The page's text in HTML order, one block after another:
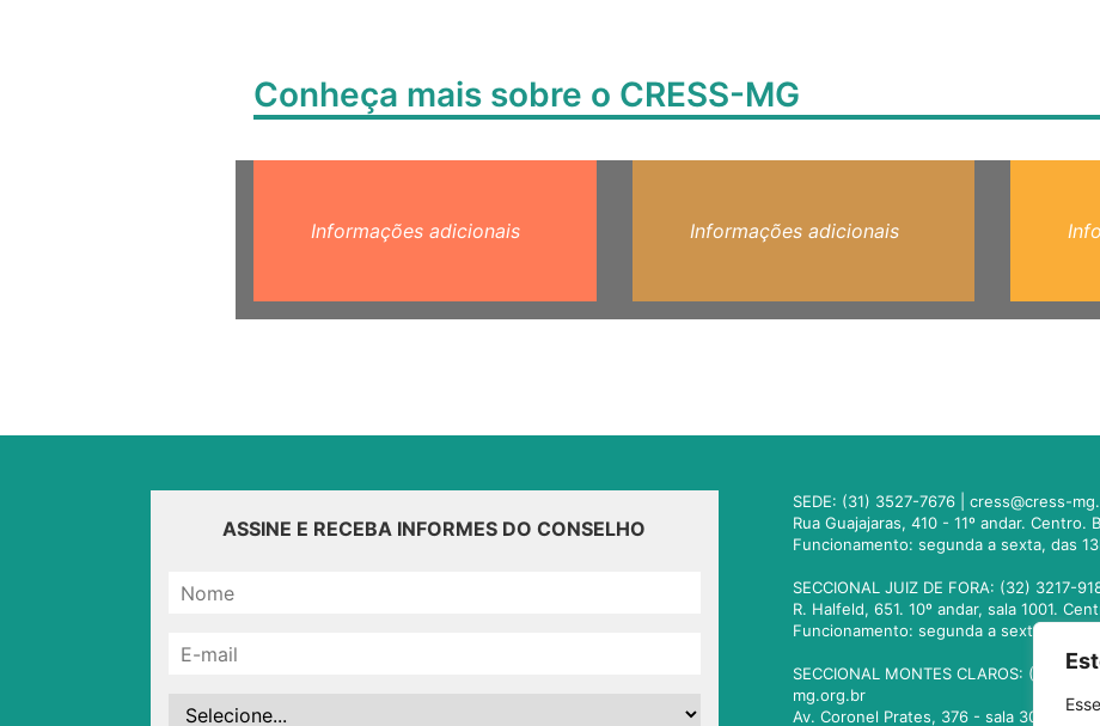
Conheça mais sobre o CRESS-MG
Informações adicionais Informações adicionais
ASSINE E RECEBA INFORMES DO CONSELHO
SEDE: (31) 3527-7676 |cress@cress-
Rua Guajajaras, 410 - 11º andar.
Funcionamento: segunda a sexta, das
SECCIONAL JUIZ DE FORA: (32) 3217-
R. Halfeld, 651. 10º andar, sala 1001.
Funcionamento: segunda a sexta, das
SECCIONAL MONTES CLAROS: (38)
mg.org.br
Av. Coronel Prates, 376 - sala 301.